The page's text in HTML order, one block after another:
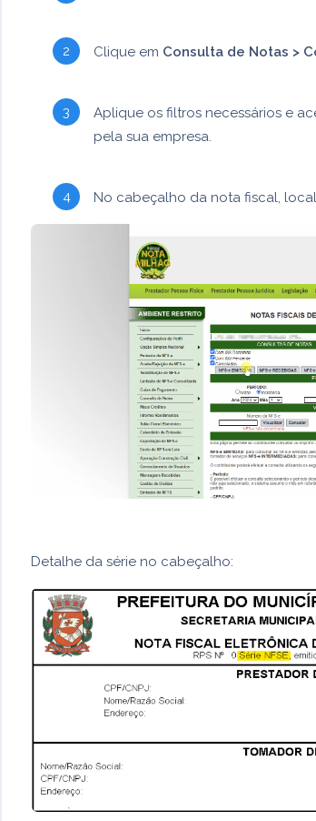
Clique em Consulta de Notas >
Aplique os filtros necessários e
pela sua empresa.
No cabeçalho da nota fiscal,
Detalhe da série no cabeçalho: